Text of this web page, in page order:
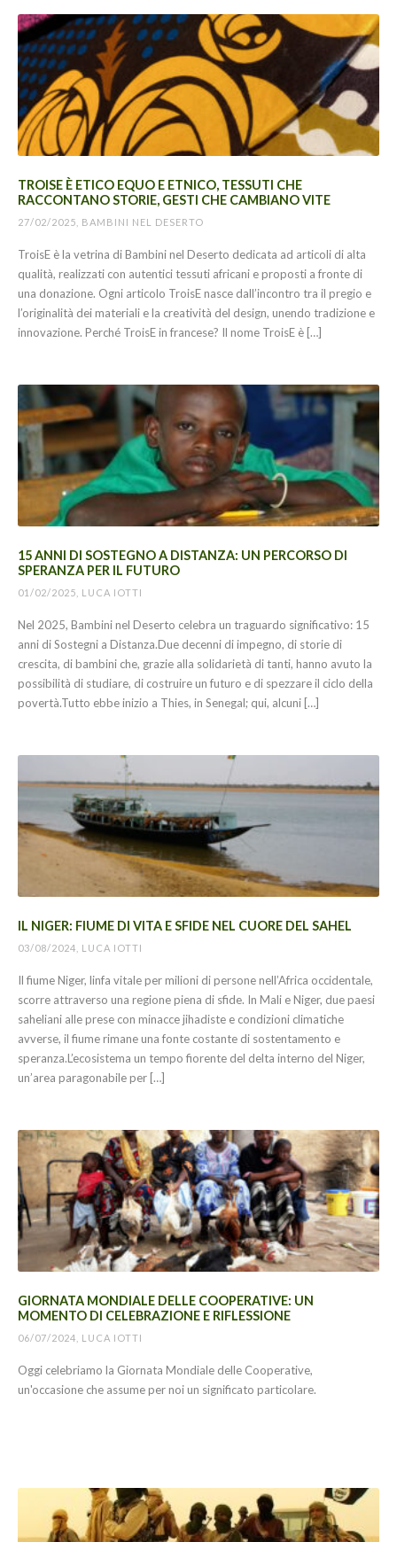
TROISE È ETICO EQUO E ETNICO, TESSUTI CHE
RACCONTANO STORIE, GESTI CHE CAMBIANO VITE
27/02/2025, BAMBINI NEL DESERTO
TroisE è la vetrina di Bambini nel Deserto dedicata ad articoli di alta
qualità, realizzati con autentici tessuti africani e proposti a fronte di
una donazione. Ogni articolo TroisE nasce dall’incontro tra il pregio e
l’originalità dei materiali e la creatività del design, unendo tradizione e
innovazione. Perché TroisE in francese? Il nome TroisE è […]
15 ANNI DI SOSTEGNO A DISTANZA: UN PERCORSO DI
SPERANZA PER IL FUTURO
01/02/2025, LUCA IOTTI
Nel 2025, Bambini nel Deserto celebra un traguardo significativo: 15
anni di Sostegni a Distanza.Due decenni di impegno, di storie di
crescita, di bambini che, grazie alla solidarietà di tanti, hanno avuto la
possibilità di studiare, di costruire un futuro e di spezzare il ciclo della
povertà.Tutto ebbe inizio a Thies, in Senegal; qui, alcuni […]
IL NIGER: FIUME DI VITA E SFIDE NEL CUORE DEL SAHEL
03/08/2024, LUCA IOTTI
Il fiume Niger, linfa vitale per milioni di persone nell’Africa occidentale,
scorre attraverso una regione piena di sfide. In Mali e Niger, due paesi
saheliani alle prese con minacce jihadiste e condizioni climatiche
avverse, il fiume rimane una fonte costante di sostentamento e
speranza.L’ecosistema un tempo fiorente del delta interno del Niger,
un’area paragonabile per […]
GIORNATA MONDIALE DELLE COOPERATIVE: UN
MOMENTO DI CELEBRAZIONE E RIFLESSIONE
06/07/2024, LUCA IOTTI
Oggi celebriamo la Giornata Mondiale delle Cooperative,
un'occasione che assume per noi un significato particolare.